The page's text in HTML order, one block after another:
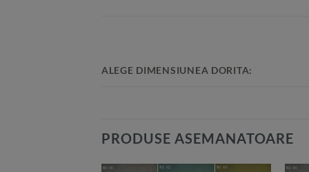
ALEGE DIMENSIUNEA DORITA:
PRODUSE ASEMANATOARE